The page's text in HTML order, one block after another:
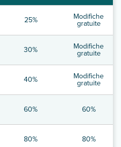
25% Modifiche
gratuite
30% Modifiche
gratuite
40% Modifiche
gratuite
60% 60%
80% 80%